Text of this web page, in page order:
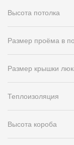
Чертежи
Фото объектов
Вопрос-ответ/
Сервисы
Высота потолка
Размер проёма в
Размер крышки
Теплоизоляция
Высота короба